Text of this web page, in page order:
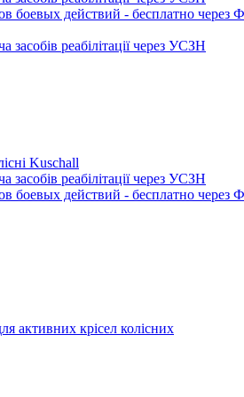
боевых действий - бесплатно через
засобів реабілітації через УСЗН
Kuschall
засобів реабілітації через УСЗН
боевых действий - бесплатно через
активних крісел колісних